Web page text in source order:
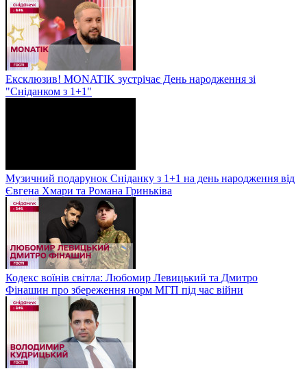
Ексклюзив! MONATIK зустрічає День народження зі
"Сніданком з 1+1"
Музичний подарунок Сніданку з 1+1 на день народження від
Євгена Хмари та Романа Гриньківа
Кодекс воїнів світла: Любомир Левицький та Дмитро
Фінашин про збереження норм МГП під час війни